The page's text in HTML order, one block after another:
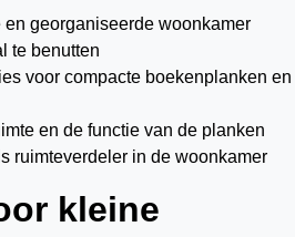
georganiseerde woonkamer
te benutten
voor compacte boekenplanken en
en de functie van de planken
ruimteverdeler in de woonkamer
kleine